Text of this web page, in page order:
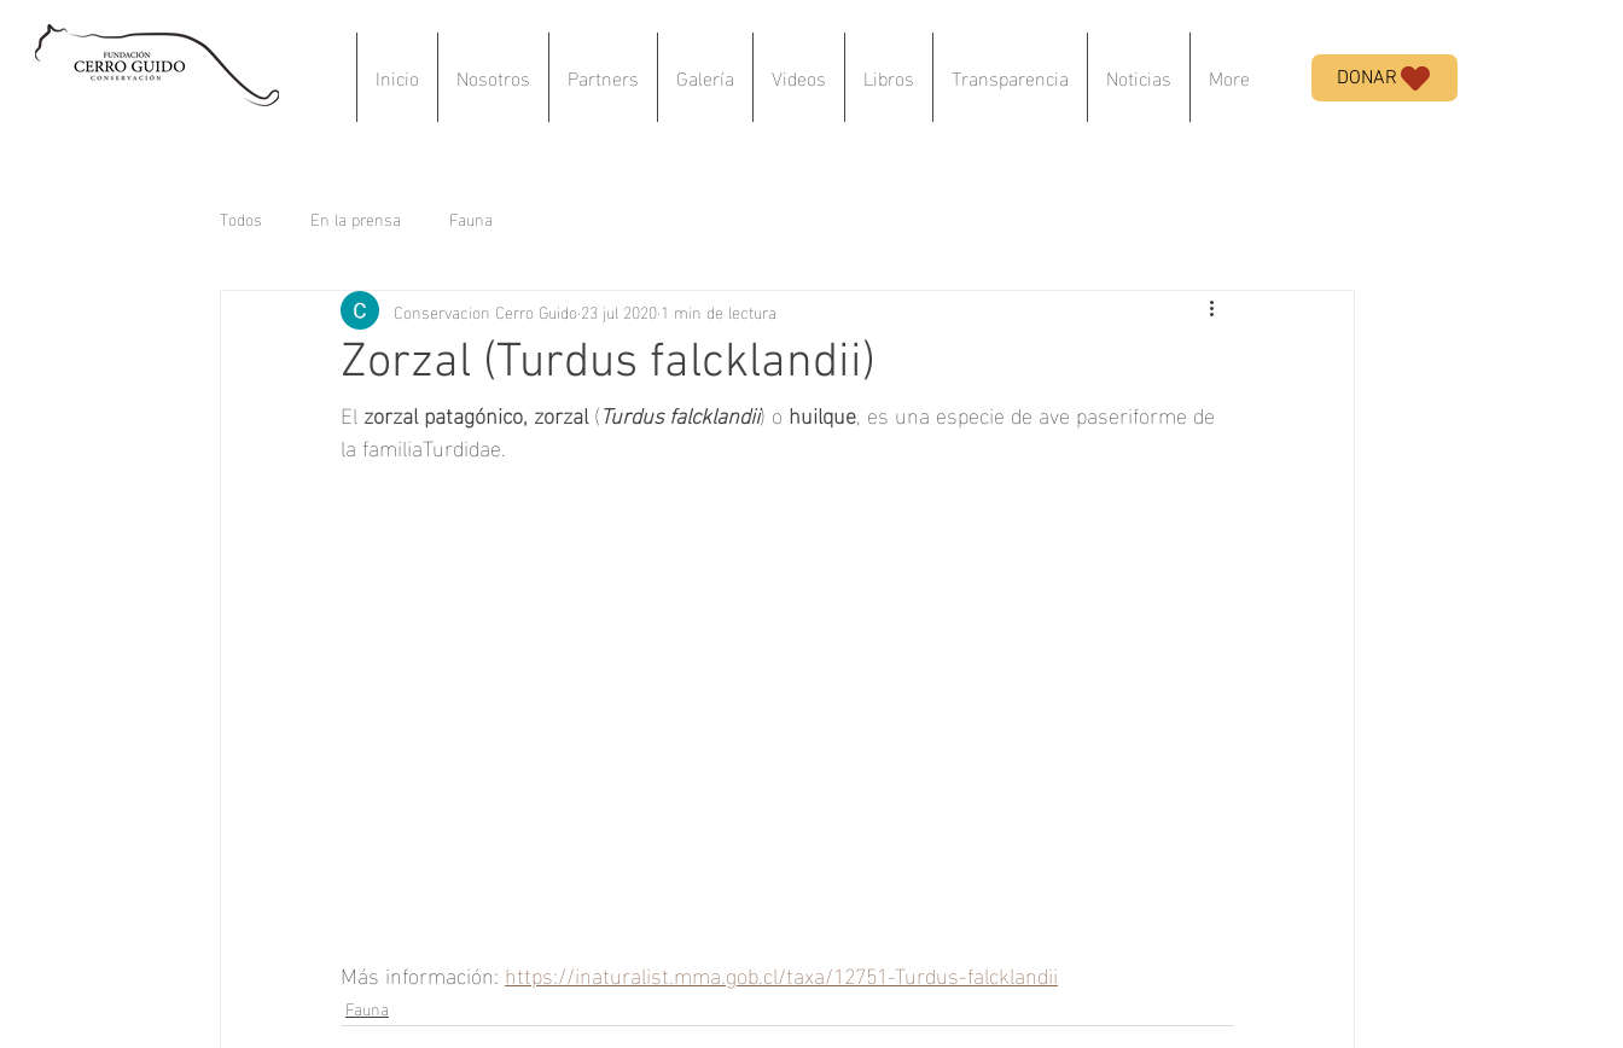
Inicio Nosotros Partners Galería Videos Libros Transparencia Noticias More DONAR
Todos En la prensa Fauna
Zorzal (Turdus falcklandii)
Conservacion Cerro Guido 23 jul 2020 1 min de lectura
El zorzal patagónico, zorzal (Turdus falcklandii) o huilque, es una especie de ave paseriforme de
la familiaTurdidae.
Más información: https://inaturalist.mma.gob.cl/taxa/12751-Turdus-falcklandii
Fauna